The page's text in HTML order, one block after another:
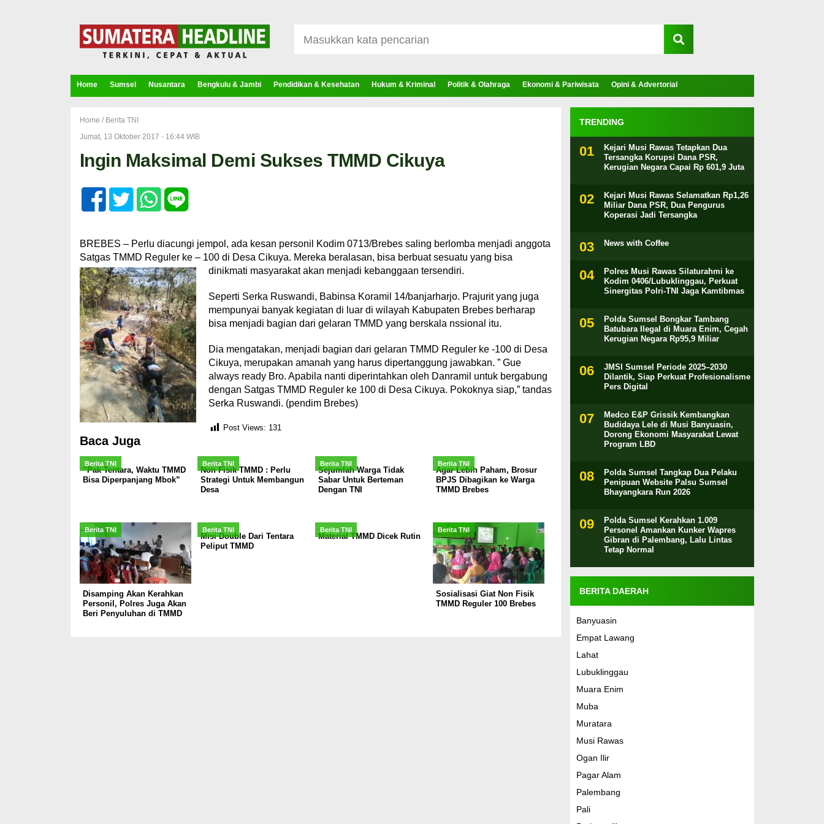
Home Sumsel Nusantara Bengkulu & Jambi Pendidikan & Kesehatan Hukum & Kriminal Politik & Olahraga Ekonomi & Pariwisata Opini & Advertorial
Home / Berita TNI
Jumat, 13 Oktober 2017 - 16:44 WIB
Ingin Maksimal Demi Sukses TMMD Cikuya
BREBES – Perlu diacungi jempol, ada kesan personil Kodim 0713/Brebes saling berlomba menjadi anggota
Satgas TMMD Reguler ke – 100 di Desa Cikuya. Mereka beralasan, bisa berbuat sesuatu yang bisa
dinikmati masyarakat akan menjadi kebanggaan tersendiri.
Seperti Serka Ruswandi, Babinsa Koramil 14/banjarharjo. Prajurit yang juga
mempunyai banyak kegiatan di luar di wilayah Kabupaten Brebes berharap
bisa menjadi bagian dari gelaran TMMD yang berskala nssional itu.
Dia mengatakan, menjadi bagian dari gelaran TMMD Reguler ke -100 di Desa
Cikuya, merupakan amanah yang harus dipertanggung jawabkan. ” Gue
always ready Bro. Apabila nanti diperintahkan oleh Danramil untuk bergabung
dengan Satgas TMMD Reguler ke 100 di Desa Cikuya. Pokoknya siap,” tandas
Serka Ruswandi. (pendim Brebes)
Post Views: 131
Baca Juga
Berita TNI
”Pak Tentara, Waktu TMMD
Bisa Diperpanjang Mbok”
Berita TNI
Non Fisik TMMD : Perlu
Strategi Untuk Membangun
Desa
Berita TNI
Sejumlah Warga Tidak
Sabar Untuk Berteman
Dengan TNI
Berita TNI
Agar Lebih Paham, Brosur
BPJS Dibagikan ke Warga
TMMD Brebes
Berita TNI
Disamping Akan Kerahkan
Personil, Polres Juga Akan
Beri Penyuluhan di TMMD
Berita TNI
Misi Double Dari Tentara
Peliput TMMD
Berita TNI
Material TMMD Dicek Rutin
Berita TNI
Sosialisasi Giat Non Fisik
TMMD Reguler 100 Brebes
TRENDING
Kejari Musi Rawas Tetapkan Dua
Tersangka Korupsi Dana PSR,
Kerugian Negara Capai Rp 601,9 Juta
Kejari Musi Rawas Selamatkan Rp1,26
Miliar Dana PSR, Dua Pengurus
Koperasi Jadi Tersangka
News with Coffee
Polres Musi Rawas Silaturahmi ke
Kodim 0406/Lubuklinggau, Perkuat
Sinergitas Polri-TNI Jaga Kamtibmas
Polda Sumsel Bongkar Tambang
Batubara Ilegal di Muara Enim, Cegah
Kerugian Negara Rp95,9 Miliar
JMSI Sumsel Periode 2025–2030
Dilantik, Siap Perkuat Profesionalisme
Pers Digital
Medco E&P Grissik Kembangkan
Budidaya Lele di Musi Banyuasin,
Dorong Ekonomi Masyarakat Lewat
Program LBD
Polda Sumsel Tangkap Dua Pelaku
Penipuan Website Palsu Sumsel
Bhayangkara Run 2026
Polda Sumsel Kerahkan 1.009
Personel Amankan Kunker Wapres
Gibran di Palembang, Lalu Lintas
Tetap Normal
BERITA DAERAH
Banyuasin
Empat Lawang
Lahat
Lubuklinggau
Muara Enim
Muba
Muratara
Musi Rawas
Ogan Ilir
Pagar Alam
Palembang
Pali